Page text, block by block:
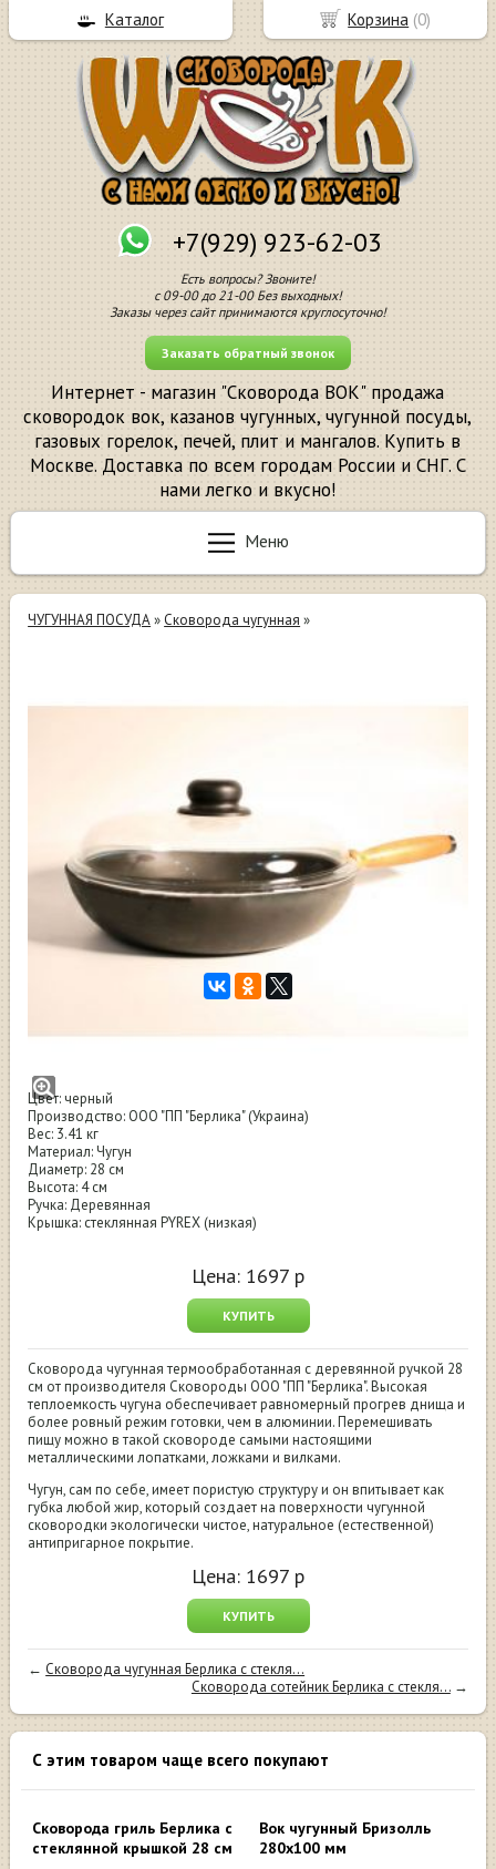
+7(929) 923-62-03
Есть вопросы? Звоните!
с 09-00 до 21-00 Без выходных!
Заказы через сайт принимаются круглосуточно!
Заказать обратный звонок
Интернет - магазин "Сковорода ВОК" продажа
сковородок вок, казанов чугунных, чугунной посуды,
газовых горелок, печей, плит и мангалов. Купить в
Москве. Доставка по всем городам России и СНГ. С
нами легко и вкусно!
Меню
ЧУГУННАЯ ПОСУДА» Сковорода чугунная »
Сковорода чугунная Берлика с стеклянной
Цвет: черный
Производство: ООО "ПП "Берлика" (Украина)
Вес: 3.41 кг
Материал: Чугун
Диаметр: 28 см
Высота: 4 см
Ручка: Деревянная
Крышка: стеклянная PYREX (низкая)
Цена: 1697 р
КУПИТЬ
Сковорода чугунная термообработанная с деревянной ручкой 28
см от производителя Сковороды ООО "ПП "Берлика". Высокая
теплоемкость чугуна обеспечивает равномерный прогрев днища и
более ровный режим готовки, чем в алюминии. Перемешивать
пищу можно в такой сковороде самыми настоящими
металлическими лопатками, ложками и вилками.
Чугун, сам по себе, имеет пористую структуру и он впитывает как
губка любой жир, который создает на поверхности чугунной
сковородки экологически чистое, натуральное (естественной)
антипригарное покрытие.
Цена: 1697 р
КУПИТЬ
← Сковорода чугунная Берлика с стекля...
Сковорода сотейник Берлика с стекля...→
С этим товаром чаще всего покупают
Сковорода гриль Берлика с
стеклянной крышкой 28 см
Вок чугунный Бризолль
280х100 мм
Корзина (0)
Каталог